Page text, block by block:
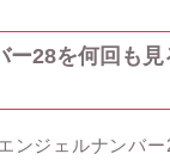
ー28を何回も
ンジェルナンバ